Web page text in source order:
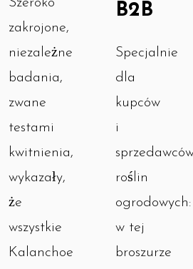
zakrojone,
niezależne
badania,
zwane
testami
kwitnienia,
wykazały,
że
wszystkie
Kalanchoe
B2B
Specjalnie
dla
kupców
i
roślin
ogrodowych:
w tej
broszurze